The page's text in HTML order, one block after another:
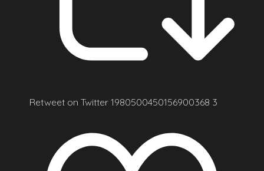
Retweet on Twitter 1980500450156900368 3